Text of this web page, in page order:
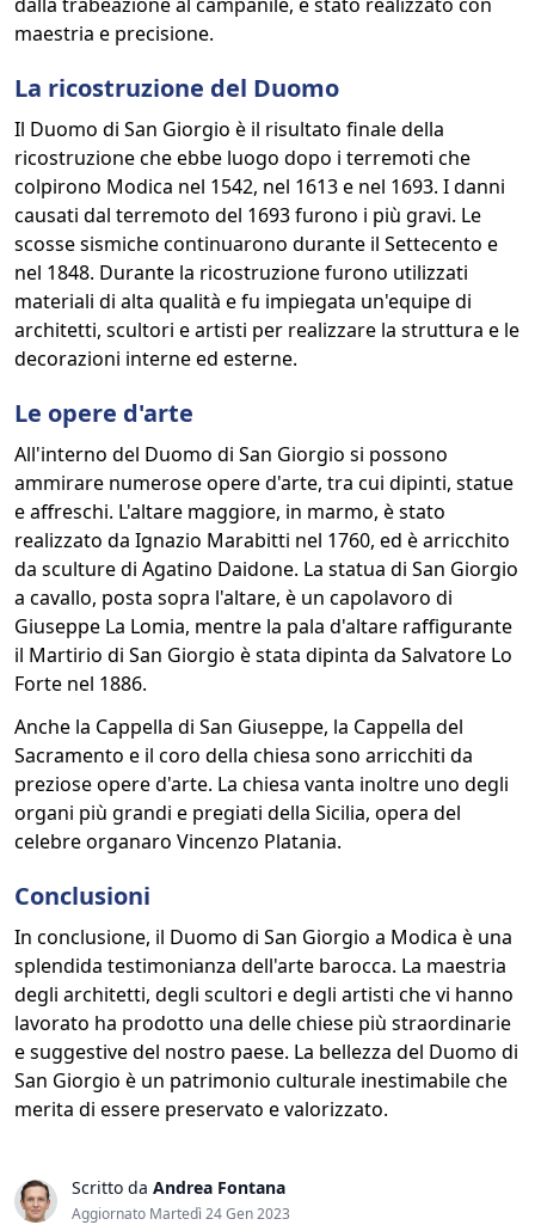
maestria e precisione.
La ricostruzione del Duomo
Il Duomo di San Giorgio è il risultato finale della
ricostruzione che ebbe luogo dopo i terremoti che
colpirono Modica nel 1542, nel 1613 e nel 1693. I danni
causati dal terremoto del 1693 furono i più gravi. Le
scosse sismiche continuarono durante il Settecento e
nel 1848. Durante la ricostruzione furono utilizzati
materiali di alta qualità e fu impiegata un'equipe di
architetti, scultori e artisti per realizzare la struttura e le
decorazioni interne ed esterne.
Le opere d'arte
All'interno del Duomo di San Giorgio si possono
ammirare numerose opere d'arte, tra cui dipinti, statue
e affreschi. L'altare maggiore, in marmo, è stato
realizzato da Ignazio Marabitti nel 1760, ed è arricchito
da sculture di Agatino Daidone. La statua di San Giorgio
a cavallo, posta sopra l'altare, è un capolavoro di
Giuseppe La Lomia, mentre la pala d'altare raffigurante
il Martirio di San Giorgio è stata dipinta da Salvatore Lo
Forte nel 1886.
Anche la Cappella di San Giuseppe, la Cappella del
Sacramento e il coro della chiesa sono arricchiti da
preziose opere d'arte. La chiesa vanta inoltre uno degli
organi più grandi e pregiati della Sicilia, opera del
celebre organaro Vincenzo Platania.
Conclusioni
In conclusione, il Duomo di San Giorgio a Modica è una
splendida testimonianza dell'arte barocca. La maestria
degli architetti, degli scultori e degli artisti che vi hanno
lavorato ha prodotto una delle chiese più straordinarie
e suggestive del nostro paese. La bellezza del Duomo di
San Giorgio è un patrimonio culturale inestimabile che
merita di essere preservato e valorizzato.
Scritto da Andrea Fontana
Aggiornato Martedì 24 Gen 2023